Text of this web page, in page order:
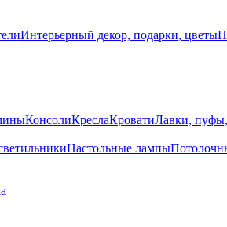
Интерьерный декор, подарки, цветы
КонсолиКреслаКроватиЛавки,
Настольные лампы